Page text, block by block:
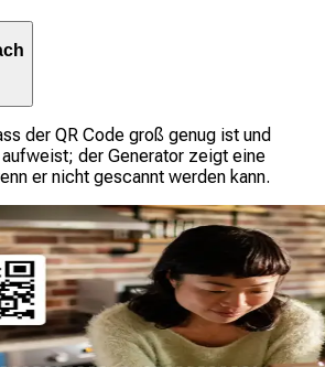
der QR Code groß genug ist und
der Generator zeigt eine
er nicht gescannt werden kann.